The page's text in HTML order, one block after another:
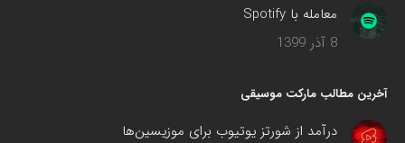
معامله با Spotify
8 آذر 1399
آخرین مطالب مارکت موسیقی
درآمد از شورتز یوتیوب برای موزیسین‌ها